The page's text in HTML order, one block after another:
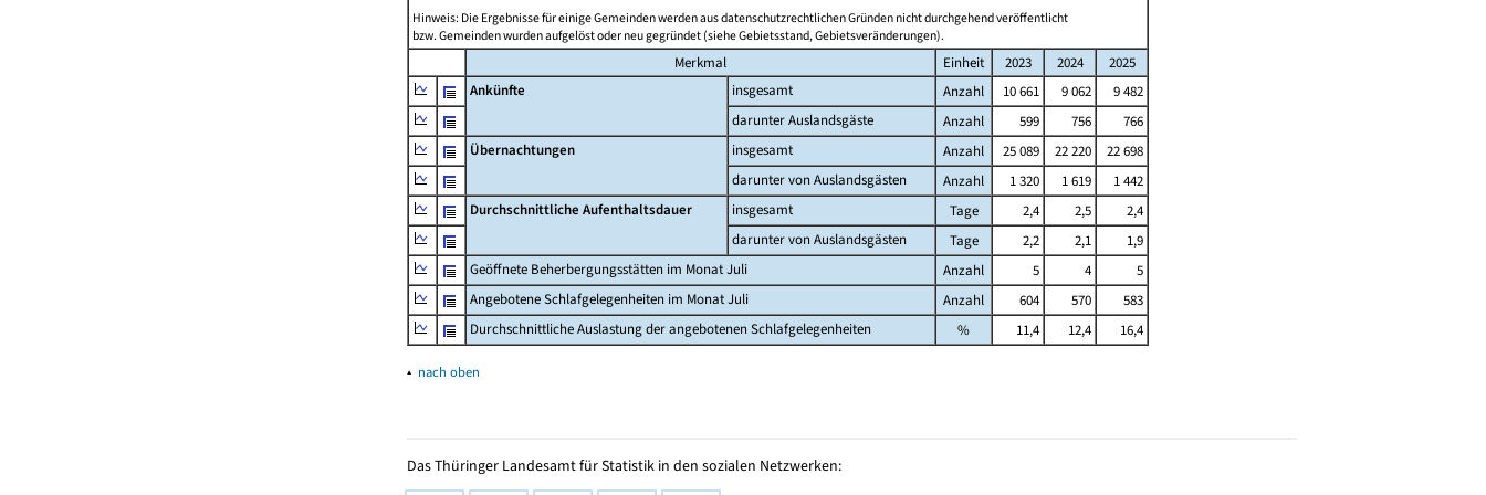
Hinweis: Die Ergebnisse für einige Gemeinden werden aus datenschutzrechtlichen Gründen nicht durchgehend veröffentlicht
bzw. Gemeinden wurden aufgelöst oder neu gegründet (siehe Gebietsstand, Gebietsveränderungen).
Merkmal Einheit 2023 2024
2025
Ankünfte
insgesamt Anzahl 10 661 9 062
9 482
darunter Auslandsgäste
Anzahl 599 756
766
Übernachtungen
insgesamt Anzahl 25 089 22 220
22 698
darunter von Auslandsgästen
Anzahl 1 320 1 619
1 442
Durchschnittliche Aufenthaltsdauer
insgesamt Tage 2,4 2,5
2,4
darunter von Auslandsgästen
Tage 2,2 2,1
1,9
Geöffnete Beherbergungsstätten im Monat Juli
Anzahl 5 4
5
Angebotene Schlafgelegenheiten im Monat Juli
Anzahl 604 570
583
Durchschnittliche Auslastung der angebotenen Schlafgelegenheiten
% 11,4 12,4 16,4
▴ nach oben
Das Thüringer Landesamt für Statistik in den sozialen Netzwerken: